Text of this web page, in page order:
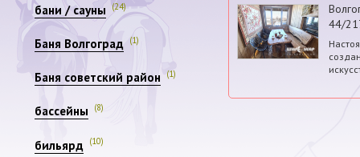
бани / сауны (24)
Баня Волгоград (1)
Баня советский район (1)
бассейны (8)
бильярд (10)
44/